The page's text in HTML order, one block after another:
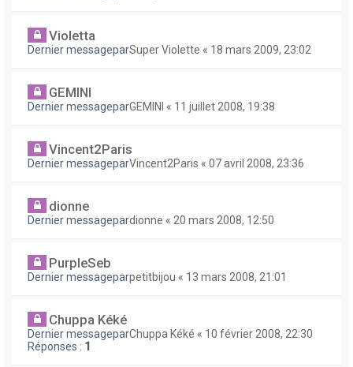
Violetta
Dernier messageparSuper Violette « 18 mars 2009, 23:02
GEMINI
Dernier messageparGEMINI « 11 juillet 2008, 19:38
Vincent2Paris
Dernier messageparVincent2Paris « 07 avril 2008, 23:36
dionne
Dernier messagepardionne « 20 mars 2008, 12:50
PurpleSeb
Dernier messageparpetitbijou « 13 mars 2008, 21:01
Chuppa Kéké
Dernier messageparChuppa Kéké « 10 février 2008, 22:30
Réponses : 1